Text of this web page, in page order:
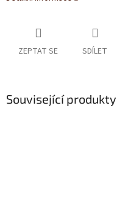
ZEPTAT SE SDÍLET
Související produkty